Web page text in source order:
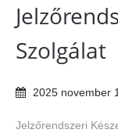
Szolgálat
2025 november
Jelzőrendszeri